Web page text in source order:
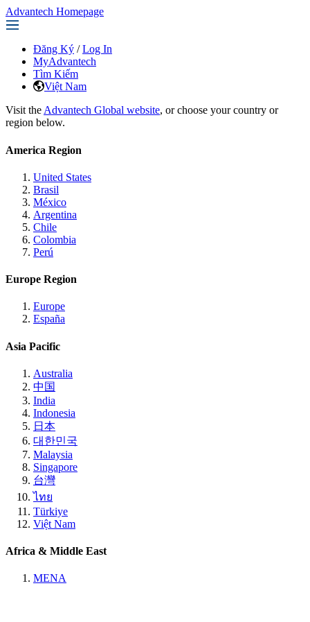
Advantech Homepage
Đăng Ký / Log In
MyAdvantech
Tìm Kiếm
Việt Nam
Visit the Advantech Global website, or choose your country or
region below.
America Region
United States
Brasil
México
Argentina
Chile
Colombia
Perú
Europe Region
Europe
España
Asia Pacific
Australia
中国
India
Indonesia
日本
대한민국
Malaysia
Singapore
台灣
ไทย
Türkiye
Việt Nam
Africa & Middle East
MENA